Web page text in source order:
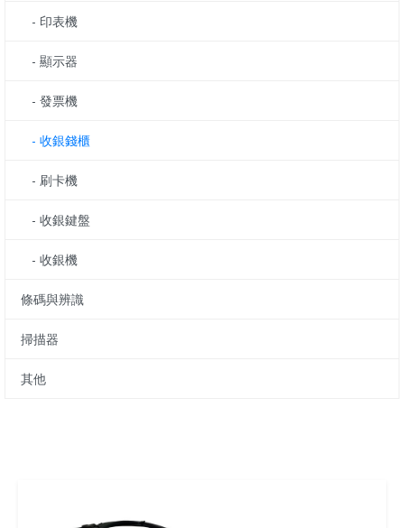
- 印表機
- 顯示器
- 發票機
- 收銀錢櫃
- 刷卡機
- 收銀鍵盤
- 收銀機
條碼與辨識
掃描器
其他